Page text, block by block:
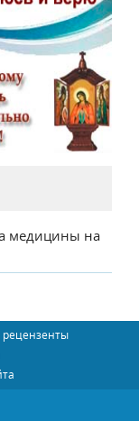
медицины на